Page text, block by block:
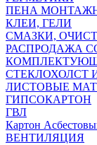
ПЕНА
КЛЕИ, ГЕЛИ
СМАЗКИ,
РАСПРОДАЖА
СТЕКЛОХОЛСТ
ЛИСТОВЫЕ
ГИПСОКАРТОН
ГВЛ
Картон
ВЕНТИЛЯЦИЯ